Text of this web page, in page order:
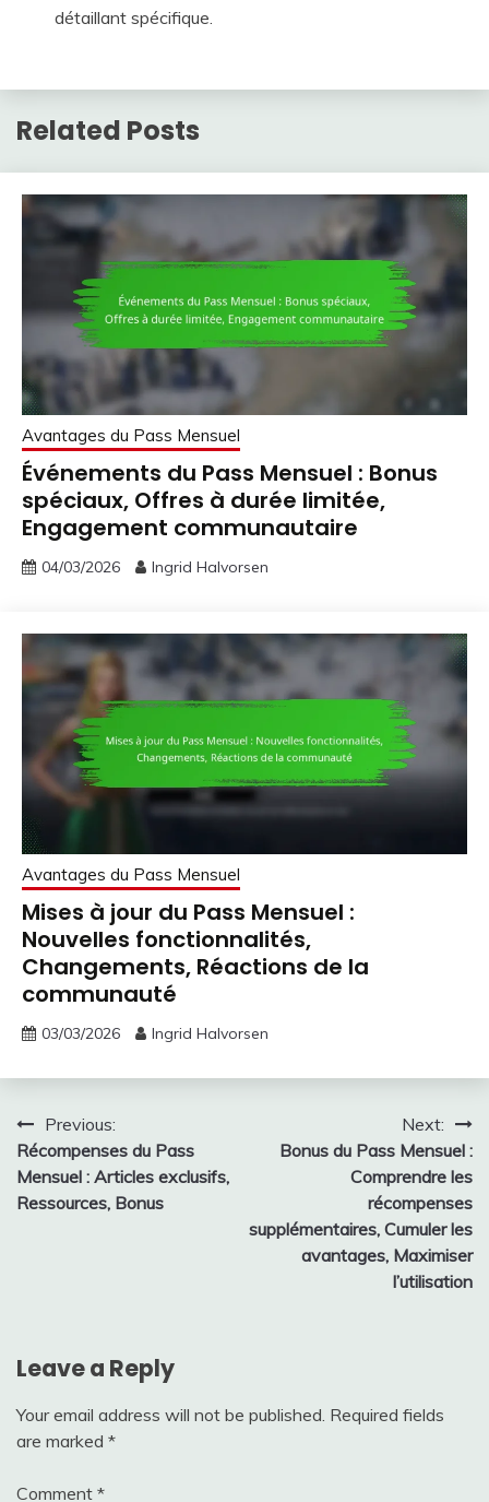
détaillant spécifique.
Related Posts
Avantages du Pass Mensuel
Événements du Pass Mensuel : Bonus
spéciaux, Offres à durée limitée,
Engagement communautaire
04/03/2026 Ingrid Halvorsen
Avantages du Pass Mensuel
Mises à jour du Pass Mensuel :
Nouvelles fonctionnalités,
Changements, Réactions de la
communauté
03/03/2026 Ingrid Halvorsen
Post
navigation
Previous:
Récompenses du Pass
Mensuel : Articles exclusifs,
Ressources, Bonus
Next:
Bonus du Pass Mensuel :
Comprendre les
récompenses
supplémentaires, Cumuler les
avantages, Maximiser
l’utilisation
Leave a Reply
Your email address will not be published. Required fields
are marked *
Comment *